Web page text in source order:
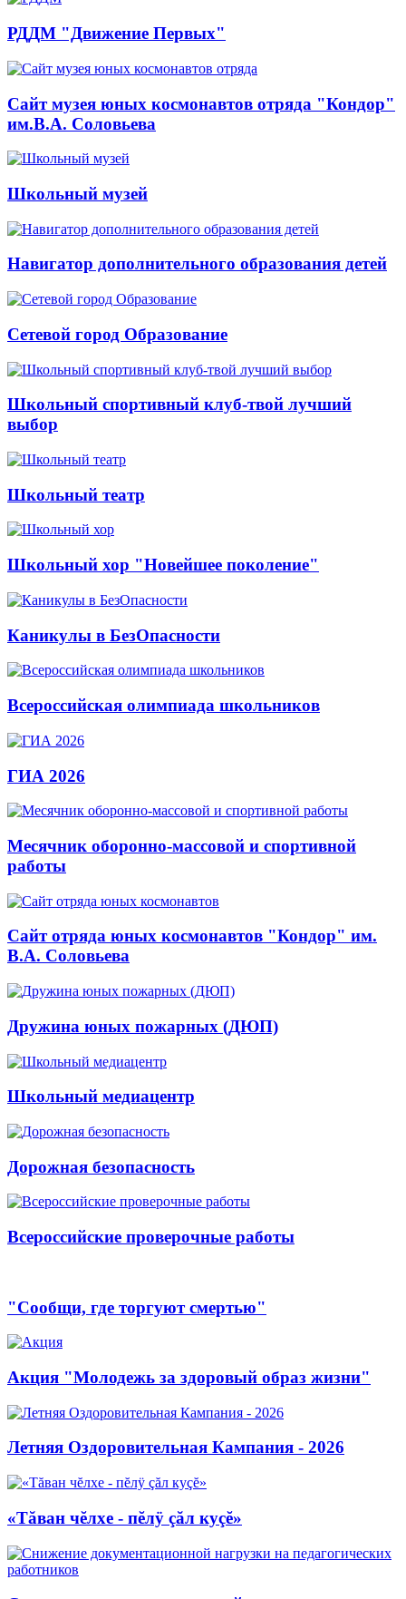
РДДМ "Движение Первых"
Сайт музея юных космонавтов отряда "Кондор"
им.В.А. Соловьева
Школьный музей
Навигатор дополнительного образования детей
Сетевой город Образование
Школьный спортивный клуб-твой лучший
выбор
Школьный театр
Школьный хор "Новейшее поколение"
Каникулы в БезОпасности
Всероссийская олимпиада школьников
ГИА 2026
Месячник оборонно-массовой и спортивной
работы
Сайт отряда юных космонавтов "Кондор" им.
В.А. Соловьева
Дружина юных пожарных (ДЮП)
Школьный медиацентр
Дорожная безопасность
Всероссийские проверочные работы
"Сообщи, где торгуют смертью"
Акция "Молодежь за здоровый образ жизни"
Летняя Оздоровительная Кампания - 2026
«Тăван чĕлхе - пĕлÿ çăл куçĕ»